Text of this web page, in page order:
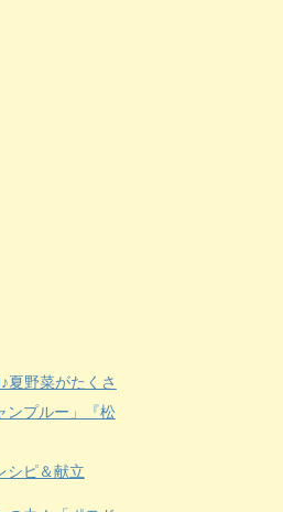
夏野菜がたくさ
ンプルー」『松
シピ＆献立